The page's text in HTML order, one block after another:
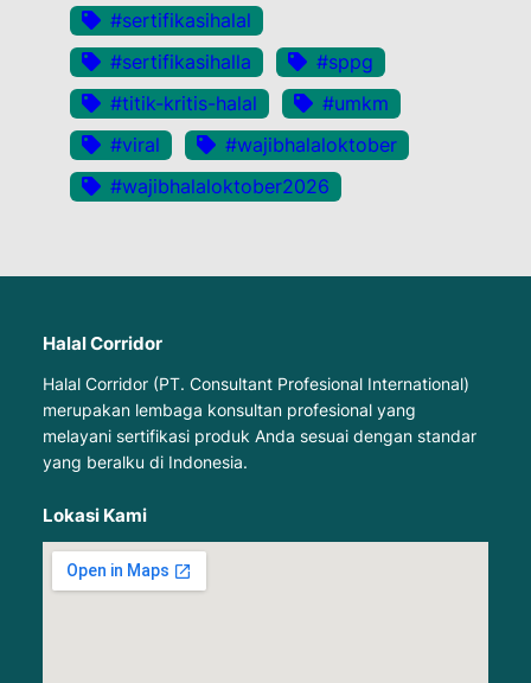
#sertifikasihalal
#sertifikasihalla
#sppg
#titik-kritis-halal
#umkm
#viral
#wajibhalaloktober
#wajibhalaloktober2026
Halal Corridor
Halal Corridor (PT. Consultant Profesional International)
merupakan lembaga konsultan profesional yang
melayani sertifikasi produk Anda sesuai dengan standar
yang beralku di Indonesia.
Lokasi Kami